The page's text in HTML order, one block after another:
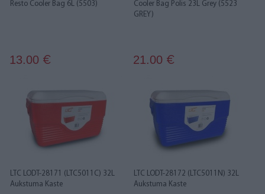
Resto Cooler Bag 6L (5503)
13.00 €
Cooler Bag Polis 23L Grey (5523
GREY)
21.00 €
LTC LODT-28171 (LTC5011C) 32L
Aukstuma Kaste
LTC LODT-28172 (LTC5011N) 32L
Aukstuma Kaste